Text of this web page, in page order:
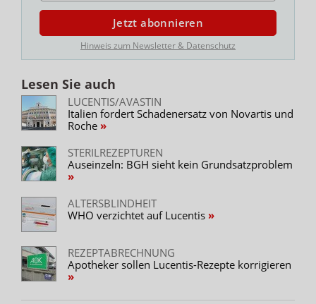
Jetzt abonnieren
Hinweis zum Newsletter & Datenschutz
Lesen Sie auch
LUCENTIS/AVASTIN
Italien fordert Schadenersatz von Novartis und
Roche
STERILREZEPTUREN
Auseinzeln: BGH sieht kein Grundsatzproblem
ALTERSBLINDHEIT
WHO verzichtet auf Lucentis
REZEPTABRECHNUNG
Apotheker sollen Lucentis-Rezepte korrigieren